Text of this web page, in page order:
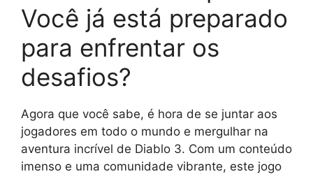
Você já está preparado
para enfrentar os
desafios?
Agora que você sabe, é hora de se juntar aos
jogadores em todo o mundo e mergulhar na
aventura incrível de Diablo 3. Com um conteúdo
imenso e uma comunidade vibrante, este jogo